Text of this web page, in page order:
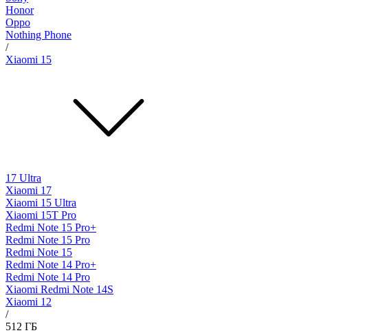
Honor
Oppo
Nothing Phone
/
Xiaomi 15
17 Ultra
Xiaomi 17
Xiaomi 15 Ultra
Xiaomi 15T Pro
Redmi Note 15 Pro+
Redmi Note 15 Pro
Redmi Note 15
Redmi Note 14 Pro+
Redmi Note 14 Pro
Xiaomi Redmi Note 14S
Xiaomi 12
/
512 ГБ